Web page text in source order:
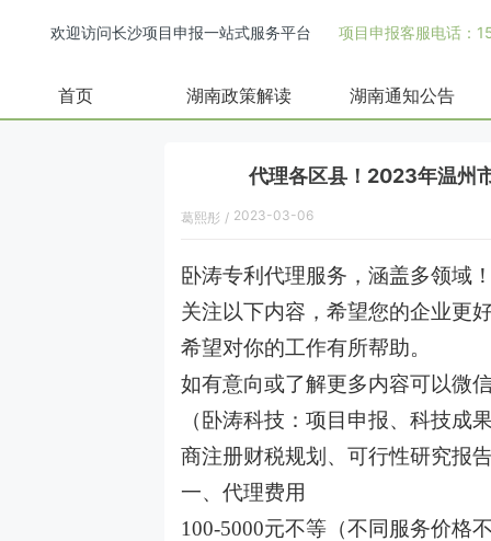
欢迎访问长沙项目申报一站式服务平台 项目申报客服电话：
首页 湖南政策解读 湖南通知公告
代理各区县！2023年温州
葛熙彤 / 2023-03-06
卧涛专利代理服务，涵盖多领域
关注以下内容，希望您的企业更
希望对你的工作有所帮助。
如有意向或了解更多内容可以微
（卧涛科技：项目申报、科技成
商注册财税规划、可行性研究报
一、代理费用
100-5000元不等（不同服务价格